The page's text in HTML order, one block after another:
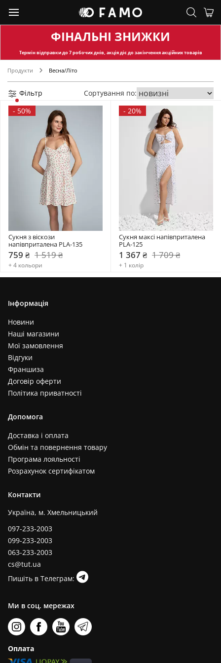
ФІНАЛЬНІ ЗНИЖКИ
Термін відправкидо 7 робочих днів, акція діє до закінчення акційних товарів
Продукти Весна/Літо
Фільтр
Сортування по:
- 50%
Сукня з віскози
напівприталена PLA-135
759 ₴ 1 519 ₴
+ 4 кольори
- 20%
Сукня максі напівприталена
PLA-125
1 367 ₴ 1 709 ₴
+ 1 колір
Інформація
Новини
Наші магазини
Мої замовлення
Відгуки
Франшиза
Договір оферти
Політика приватності
Допомога
Доставка і оплата
Обмін та повернення товару
Програма лояльності
Розрахунок сертифікатом
Контакти
Україна, м. Хмельницький
097-233-2003
099-233-2003
063-233-2003
cs@tut.ua
Пишіть в Телеграм:
Ми в соц. мережах
Оплата